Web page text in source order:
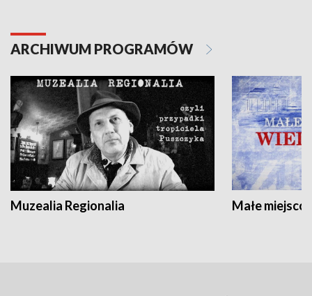
ARCHIWUM PROGRAMÓW
Muzealia Regionalia Małe